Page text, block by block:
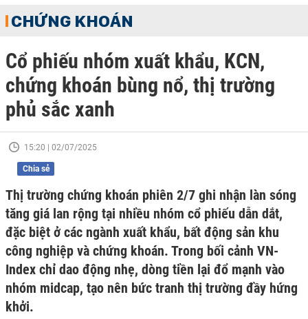
CHỨNG KHOÁN
Cổ phiếu nhóm xuất khẩu, KCN,
chứng khoán bùng nổ, thị trường
phủ sắc xanh
15:20 | 02/07/2025
Chia sẻ
Thị trường chứng khoán phiên 2/7 ghi nhận làn sóng
tăng giá lan rộng tại nhiều nhóm cổ phiếu dẫn dắt,
đặc biệt ở các ngành xuất khẩu, bất động sản khu
công nghiệp và chứng khoán. Trong bối cảnh VN-
Index chỉ dao động nhẹ, dòng tiền lại đổ mạnh vào
nhóm midcap, tạo nên bức tranh thị trường đầy hứng
khởi.